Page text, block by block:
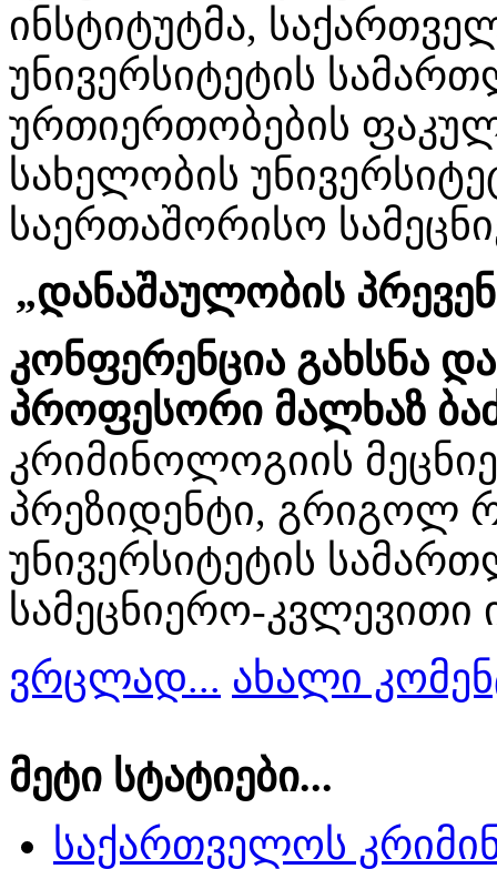
ინსტიტუტმა,
უნივერსიტეტის
ურთიერთობების
სახელობის
საერთაშორისო
„დანაშაულობის
კონფერენცია გახსნა
პროფესორი მალხაზ
კრიმინოლოგიის
პრეზიდენტი, გრიგოლ
უნივერსიტეტის
სამეცნიერო-
ვრცლად... ახალი
მეტი სტატიები...
საქართველოს